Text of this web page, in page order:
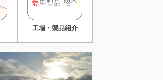
工場・製品紹介